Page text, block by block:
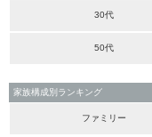
30代
50代
家族構成別ランキング
ファミリー